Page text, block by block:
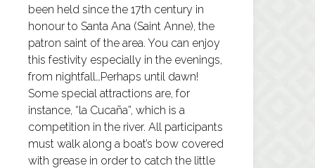
been held since the 17th century in
honour to Santa Ana (Saint Anne), the
patron saint of the area. You can enjoy
this festivity especially in the evenings,
from nightfall…Perhaps until dawn!
Some special attractions are, for
instance, “la Cucaña”, which is a
competition in the river. All participants
must walk along a boat’s bow covered
with grease in order to catch the little